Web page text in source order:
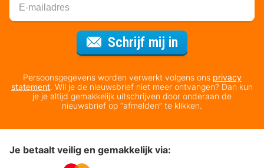
Schrijf mij in
Persoonsgegevens worden verwerkt volgens ons privacy
statement. Wil je de nieuwsbrief niet meer ontvangen? Dan kun
je je altijd gemakkelijk uitschrijven door onderaan de
nieuwsbrief op “afmelden” te klikken.
Je betaalt veilig en gemakkelijk via: